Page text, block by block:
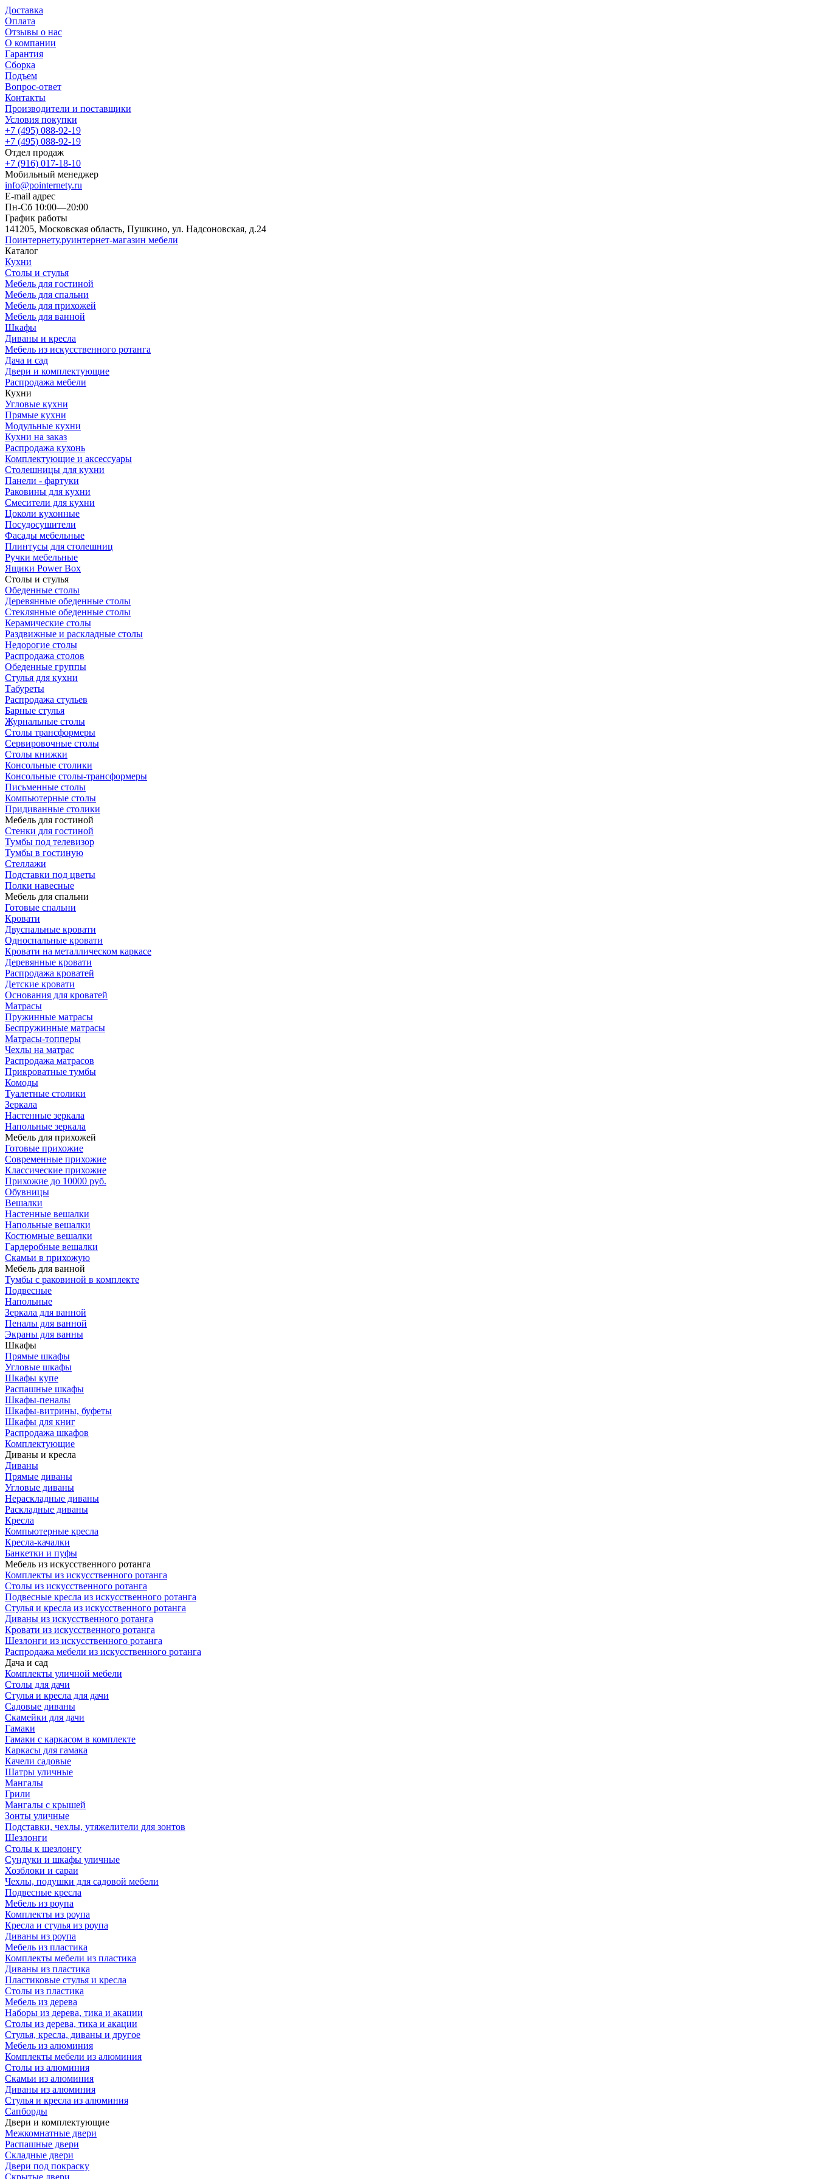
Доставка
Оплата
Отзывы о нас
О компании
Гарантия
Сборка
Подъем
Вопрос-ответ
Контакты
Производители и поставщики
Условия покупки
+7 (495) 088-92-19
+7 (495) 088-92-19
Отдел продаж
+7 (916) 017-18-10
Мобильный менеджер
info@pointernety.ru
E-mail адрес
Пн-Сб 10:00—20:00
График работы
141205, Московская область, Пушкино, ул. Надсоновская, д.24
Поинтернету.руинтернет-магазин мебели
Каталог
Кухни
Столы и стулья
Мебель для гостиной
Мебель для спальни
Мебель для прихожей
Мебель для ванной
Шкафы
Диваны и кресла
Мебель из искусственного ротанга
Дача и сад
Двери и комплектующие
Распродажа мебели
Кухни
Угловые кухни
Прямые кухни
Модульные кухни
Кухни на заказ
Распродажа кухонь
Комплектующие и аксессуары
Столешницы для кухни
Панели - фартуки
Раковины для кухни
Смесители для кухни
Цоколи кухонные
Посудосушители
Фасады мебельные
Плинтусы для столешниц
Ручки мебельные
Ящики Power Box
Столы и стулья
Обеденные столы
Деревянные обеденные столы
Стеклянные обеденные столы
Керамические столы
Раздвижные и раскладные столы
Недорогие столы
Распродажа столов
Обеденные группы
Стулья для кухни
Табуреты
Распродажа стульев
Барные стулья
Журнальные столы
Столы трансформеры
Сервировочные столы
Столы книжки
Консольные столики
Консольные столы-трансформеры
Письменные столы
Компьютерные столы
Придиванные столики
Мебель для гостиной
Стенки для гостиной
Тумбы под телевизор
Тумбы в гостиную
Стеллажи
Подставки под цветы
Полки навесные
Мебель для спальни
Готовые спальни
Кровати
Двуспальные кровати
Односпальные кровати
Кровати на металлическом каркасе
Деревянные кровати
Распродажа кроватей
Детские кровати
Основания для кроватей
Матрасы
Пружинные матрасы
Беспружинные матрасы
Матрасы-топперы
Чехлы на матрас
Распродажа матрасов
Прикроватные тумбы
Комоды
Туалетные столики
Зеркала
Настенные зеркала
Напольные зеркала
Мебель для прихожей
Готовые прихожие
Современные прихожие
Классические прихожие
Прихожие до 10000 руб.
Обувницы
Вешалки
Настенные вешалки
Напольные вешалки
Костюмные вешалки
Гардеробные вешалки
Скамьи в прихожую
Мебель для ванной
Тумбы c раковиной в комплекте
Подвесные
Напольные
Зеркала для ванной
Пеналы для ванной
Экраны для ванны
Шкафы
Прямые шкафы
Угловые шкафы
Шкафы купе
Распашные шкафы
Шкафы-пеналы
Шкафы-витрины, буфеты
Шкафы для книг
Распродажа шкафов
Комплектующие
Диваны и кресла
Диваны
Прямые диваны
Угловые диваны
Нераскладные диваны
Раскладные диваны
Кресла
Компьютерные кресла
Кресла-качалки
Банкетки и пуфы
Мебель из искусственного ротанга
Комплекты из искусственного ротанга
Столы из искусственного ротанга
Подвесные кресла из искусственного ротанга
Стулья и кресла из искусственного ротанга
Диваны из искусственного ротанга
Кровати из искусственного ротанга
Шезлонги из искусственного ротанга
Распродажа мебели из искусственного ротанга
Дача и сад
Комплекты уличной мебели
Столы для дачи
Стулья и кресла для дачи
Садовые диваны
Скамейки для дачи
Гамаки
Гамаки с каркасом в комплекте
Каркасы для гамака
Качели садовые
Шатры уличные
Мангалы
Грили
Мангалы с крышей
Зонты уличные
Подставки, чехлы, утяжелители для зонтов
Шезлонги
Столы к шезлонгу
Сундуки и шкафы уличные
Хозблоки и сараи
Чехлы, подушки для садовой мебели
Подвесные кресла
Мебель из роупа
Комплекты из роупа
Кресла и стулья из роупа
Диваны из роупа
Мебель из пластика
Комплекты мебели из пластика
Диваны из пластика
Пластиковые стулья и кресла
Столы из пластика
Мебель из дерева
Наборы из дерева, тика и акации
Столы из дерева, тика и акации
Стулья, кресла, диваны и другое
Мебель из алюминия
Комплекты мебели из алюминия
Столы из алюминия
Скамьи из алюминия
Диваны из алюминия
Стулья и кресла из алюминия
Сапборды
Двери и комплектующие
Межкомнатные двери
Распашные двери
Складные двери
Двери под покраску
Скрытые двери